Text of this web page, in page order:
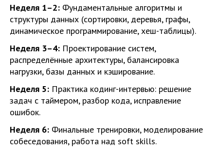
Неделя 1–2: Фундаментальные алгоритмы и
структуры данных (сортировки, деревья, графы,
динамическое программирование, хеш-таблицы).
Неделя 3–4: Проектирование систем,
распределённые архитектуры, балансировка
нагрузки, базы данных и кэширование.
Неделя 5: Практика кодинг-интервью: решение
задач с таймером, разбор кода, исправление
ошибок.
Неделя 6: Финальные тренировки, моделирование
собеседования, работа над soft skills.